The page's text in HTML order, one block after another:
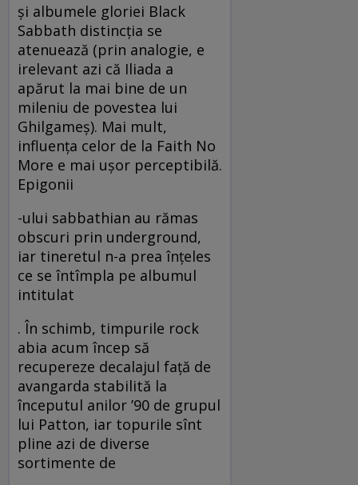
şi albumele gloriei Black
Sabbath distincţia se
atenuează (prin analogie, e
irelevant azi că Iliada a
apărut la mai bine de un
mileniu de povestea lui
Ghilgameş). Mai mult,
influenţa celor de la Faith No
More e mai uşor perceptibilă.
Epigonii
-ului sabbathian au rămas
obscuri prin underground,
iar tineretul n-a prea înţeles
ce se întîmpla pe albumul
intitulat
. În schimb, timpurile rock
abia acum încep să
recupereze decalajul faţă de
avangarda stabilită la
începutul anilor ’90 de grupul
lui Patton, iar topurile sînt
pline azi de diverse
sortimente de